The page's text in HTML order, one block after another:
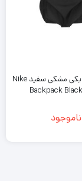
کوله پشتی نایکی مشکی سفید Nike
Backpack
ناموجود